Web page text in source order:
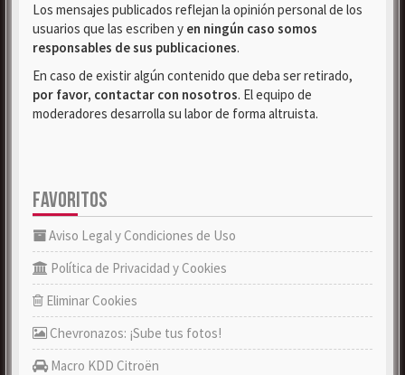
Los mensajes publicados reflejan la opinión personal de los
usuarios que las escriben y en ningún caso somos
responsables de sus publicaciones.
En caso de existir algún contenido que deba ser retirado,
por favor, contactar con nosotros. El equipo de
moderadores desarrolla su labor de forma altruista.
FAVORITOS
Aviso Legal y Condiciones de Uso
Política de Privacidad y Cookies
Eliminar Cookies
Chevronazos: ¡Sube tus fotos!
Macro KDD Citroën